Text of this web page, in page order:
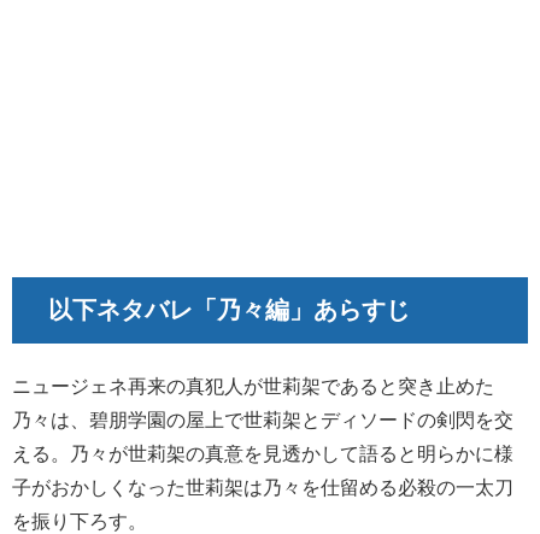
以下ネタバレ「乃々編」あらすじ
ニュージェネ再来の真犯人が世莉架であると突き止めた
乃々は、碧朋学園の屋上で世莉架とディソードの剣閃を交
える。乃々が世莉架の真意を見透かして語ると明らかに様
子がおかしくなった世莉架は乃々を仕留める必殺の一太刀
を振り下ろす。